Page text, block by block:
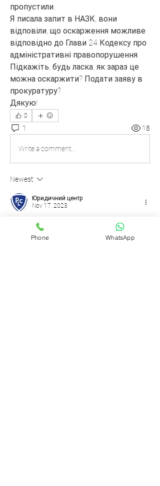
пропустили.
Я писала запит в НАЗК, вони
відповіли, що оскарження можливе
відповідно до Глави 24 Кодексу про
адміністративні правопорушення.
Підкажіть, будь ласка, як зараз це
можна оскаржити? Подати заяву в
прокуратуру?
Дякую!
0
1 18
Write a comment...
Newest
Юридичний центр
Nov 17, 2023
Доброго дня! Необхідно подавати
апеляцію. Для цього потрібно знайти
шляхи поновити стро апеляційного
Phone WhatsApp